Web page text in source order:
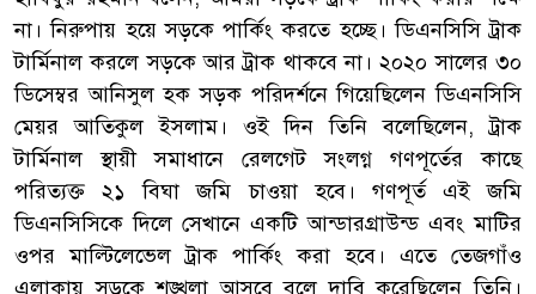
না। নিরুপায় হয়ে সড়কে পার্কিং করতে হচ্ছে। ডিএনসিসি ট্রাক
টার্মিনাল করলে সড়কে আর ট্রাক থাকবে না। ২০২০ সালের ৩০
ডিসেম্বর আনিসুল হক সড়ক পরিদর্শনে গিয়েছিলেন ডিএনসিসি
মেয়র আতিকুল ইসলাম। ওই দিন তিনি বলেছিলেন, ট্রাক
টার্মিনাল স্থায়ী সমাধানে রেলগেট সংলগ্ন গণপূর্তের কাছে
পরিত্যক্ত ২১ বিঘা জমি চাওয়া হবে। গণপূর্ত এই জমি
ডিএনসিসিকে দিলে সেখানে একটি আন্ডারগ্রাউন্ড এবং মাটির
ওপর মাল্টিলেভেল ট্রাক পার্কিং করা হবে। এতে তেজগাঁও
এলাকায় সড়কে শৃঙ্খলা আসবে বলে দাবি করেছিলেন তিনি।